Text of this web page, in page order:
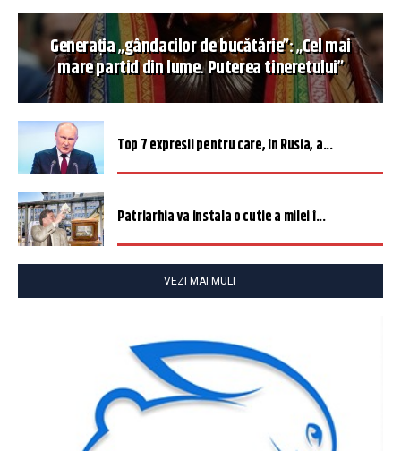
Generația „gândacilor de bucătărie”: „Cel mai
mare partid din lume. Puterea tineretului”
Top 7 expresii pentru care, în Rusia, a...
Patriarhia va instala o cutie a milei î...
VEZI MAI MULT